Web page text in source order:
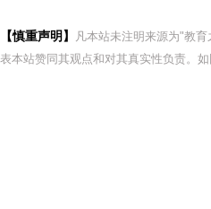
【慎重声明】
凡本站未注明来源为"教
表本站赞同其观点和对其真实性负责。